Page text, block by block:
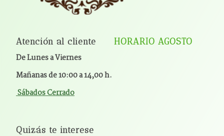
Atención al cliente HORARIO AGOSTO
De Lunes a Viernes
Mañanas de 10:00 a 14,00 h.
Sábados Cerrado
Quizás te interese